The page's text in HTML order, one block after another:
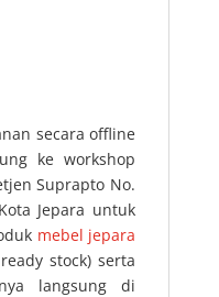
secara offline
ke workshop
Suprapto No.
Jepara untuk
mebel jepara
stock) serta
langsung di